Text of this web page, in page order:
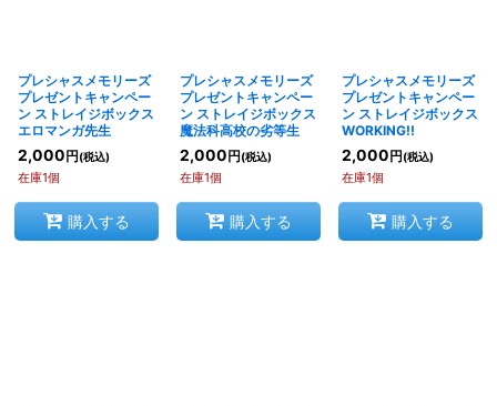
プレシャスメモリーズ
プレゼントキャンペー
ン ストレイジボックス
エロマンガ先生
2,000 円 (税込)
在庫1個
購入する
プレシャスメモリーズ
プレゼントキャンペー
ン ストレイジボックス
魔法科高校の劣等生
2,000 円 (税込)
在庫1個
購入する
プレシャスメモリーズ
プレゼントキャンペー
ン ストレイジボックス
WORKING!!
2,000 円 (税込)
在庫1個
購入する